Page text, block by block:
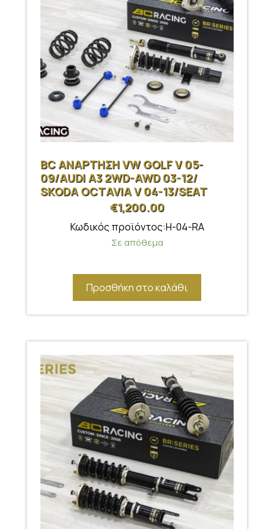
BC ΑΝΑΡΤΗΣΗ VW GOLF V 05-
09/AUDI A3 2WD-AWD 03-12/
SKODA OCTAVIA V 04-13/SEAT
€1,200.00
Κωδικός προϊόντος:H-04-RA
Σε απόθεμα
Προσθήκη στο καλάθι